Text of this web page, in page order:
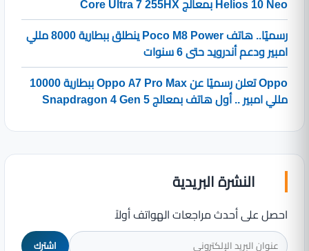
Helios 10 Neo بمعالج Core Ultra 7 255HX
رسميًا.. هاتف Poco M8 Power ينطلق ببطارية 8000 مللي
امبير ودعم أندرويد حتى 6 سنوات
Oppo تعلن رسميًا عن Oppo A7 Pro Max ببطارية 10000
مللي امبير .. أول هاتف بمعالج Snapdragon 4 Gen 5
النشرة البريدية
احصل على أحدث مراجعات الهواتف أولاً
اشترك